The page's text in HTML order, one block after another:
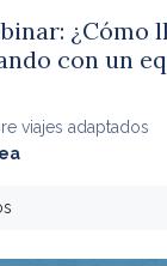
¿Cómo
con un
viajes adaptados